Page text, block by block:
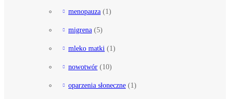
menopauza (1)
migrena (5)
mleko matki (1)
nowotwór (10)
oparzenia słoneczne (1)